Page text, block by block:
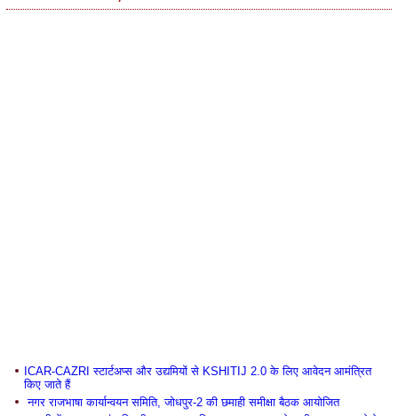
ICAR-CAZRI स्टार्टअप्स और उद्यमियों से KSHITIJ 2.0 के लिए आवेदन आमंत्रित
किए जाते हैं
नगर राजभाषा कार्यान्वयन समिति, जोधपुर-2 की छमाही समीक्षा बैठक आयोजित